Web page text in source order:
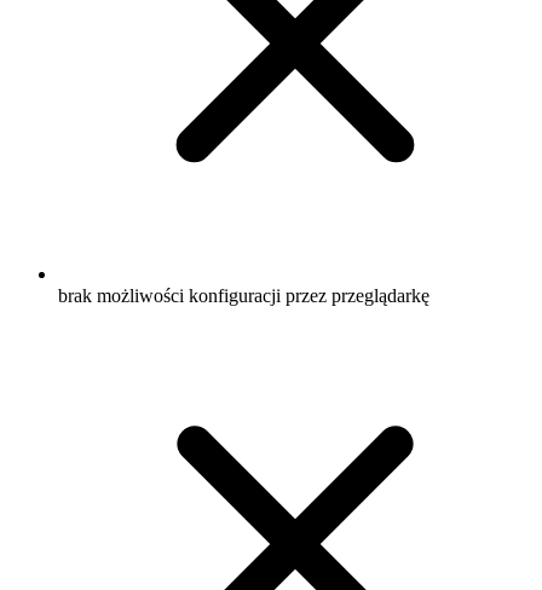
brak możliwości konfiguracji przez przeglądarkę